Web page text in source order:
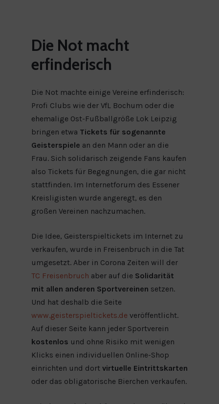
Die Not macht
erfinderisch
Die Not machte einige Vereine erfinderisch:
Profi Clubs wie der VfL Bochum oder die
ehemalige Ost-Fußballgröße Lok Leipzig
bringen etwa Tickets für sogenannte
Geisterspiele an den Mann oder an die
Frau. Sich solidarisch zeigende Fans kaufen
also Tickets für Begegnungen, die gar nicht
stattfinden. Im Internetforum des Essener
Kreisligisten wurde angeregt, es den
großen Vereinen nachzumachen.
Die Idee, Geisterspieltickets im Internet zu
verkaufen, wurde in Freisenbruch in die Tat
umgesetzt. Aber in Corona Zeiten will der
TC Freisenbruch aber auf die Solidarität
mit allen anderen Sportvereinen setzen.
Und hat deshalb die Seite
www.geisterspieltickets.de veröffentlicht.
Auf dieser Seite kann jeder Sportverein
kostenlos und ohne Risiko mit wenigen
Klicks einen individuellen Online-Shop
einrichten und dort virtuelle Eintrittskarten
oder das obligatorische Bierchen verkaufen.